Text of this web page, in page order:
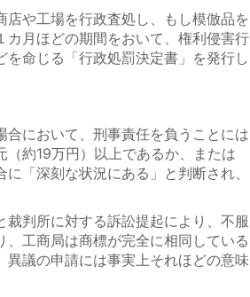
や工場を行政査処し、もし模倣品を
月ほどの期間をおいて、権利侵害行
命じる「行政処罰決定書」を発行し
において、刑事責任を負うことには
約19万円）以上であるか、または
「深刻な状況にある」と判断され、
判所に対する訴訟提起により、不服
工商局は商標が完全に相同している
議の申請には事実上それほどの意味